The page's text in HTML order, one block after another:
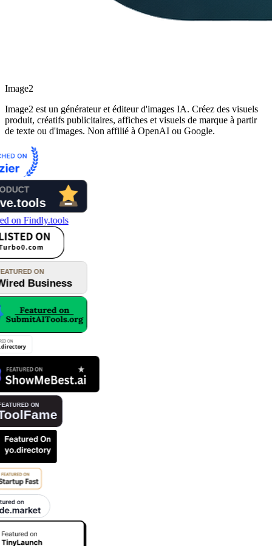
Image2
Image2 est un générateur et éditeur d'images IA. Créez des visuels
produit, créatifs publicitaires, affiches et visuels de marque à partir
de texte ou d'images. Non affilié à OpenAI ou Google.